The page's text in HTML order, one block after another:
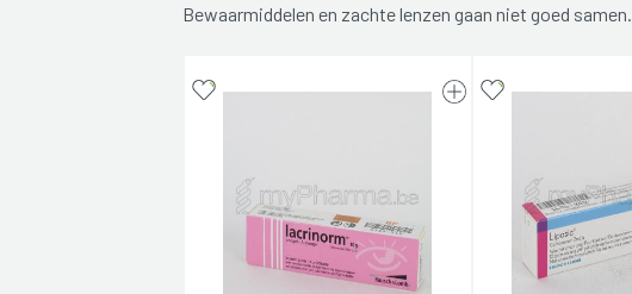
Bewaarmiddelen en zachte lenzen gaan niet goed samen.